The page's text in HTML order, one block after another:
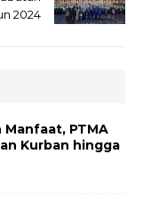
2024
Manfaat, PTMA
Kurban hingga